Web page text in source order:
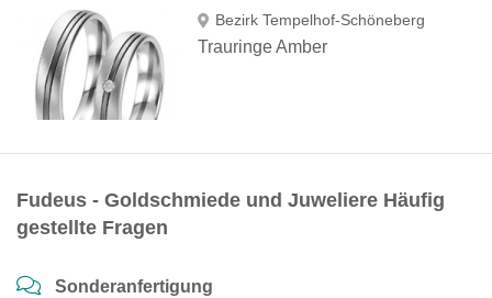
Bezirk Tempelhof-Schöneberg
Trauringe Amber
Fudeus - Goldschmiede und Juweliere Häufig
gestellte Fragen
Sonderanfertigung